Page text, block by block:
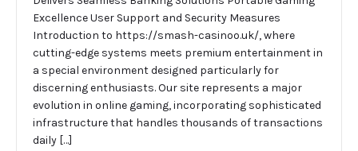
Excellence User Support and Security Measures
Introduction to https://smash-casinoo.uk/, where
cutting-edge systems meets premium entertainment in
a special environment designed particularly for
discerning enthusiasts. Our site represents a major
evolution in online gaming, incorporating sophisticated
infrastructure that handles thousands of transactions
daily […]